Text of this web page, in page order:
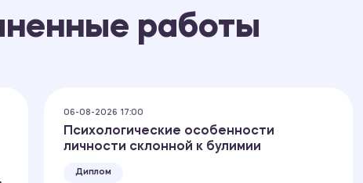
работы
06-08-2026 17:00
Психологические особенности
личности склонной к булимии
Диплом